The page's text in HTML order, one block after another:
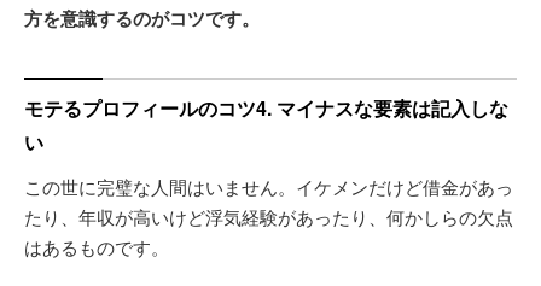
方を意識するのがコツです。
モテるプロフィールのコツ4. マイナスな要素は記入しな
い
この世に完璧な人間はいません。イケメンだけど借金があっ
たり、年収が高いけど浮気経験があったり、何かしらの欠点
はあるものです。